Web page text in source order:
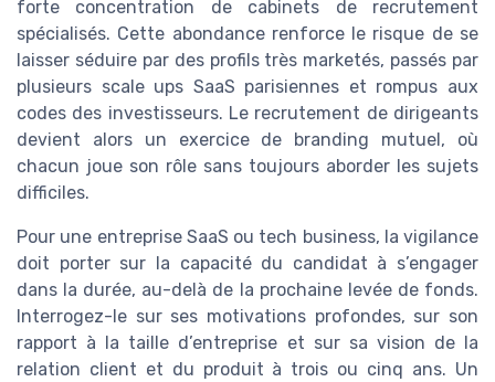
forte concentration de cabinets de recrutement
spécialisés. Cette abondance renforce le risque de se
laisser séduire par des profils très marketés, passés par
plusieurs scale ups SaaS parisiennes et rompus aux
codes des investisseurs. Le recrutement de dirigeants
devient alors un exercice de branding mutuel, où
chacun joue son rôle sans toujours aborder les sujets
difficiles.
Pour une entreprise SaaS ou tech business, la vigilance
doit porter sur la capacité du candidat à s’engager
dans la durée, au-delà de la prochaine levée de fonds.
Interrogez-le sur ses motivations profondes, sur son
rapport à la taille d’entreprise et sur sa vision de la
relation client et du produit à trois ou cinq ans. Un